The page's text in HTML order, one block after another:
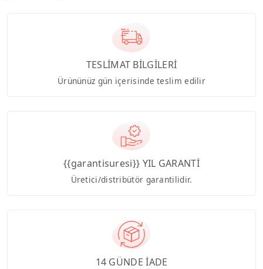
TESLİMAT BİLGİLERİ
Ürününüz gün içerisinde teslim edilir
{{garantisuresi}} YIL GARANTİ
Üretici/distribütör garantilidir.
14 GÜNDE İADE